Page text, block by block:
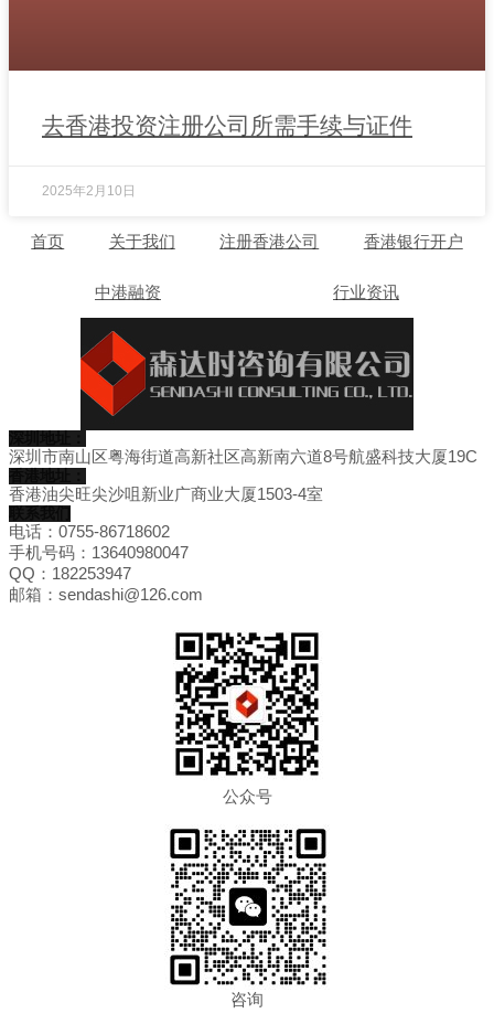
去香港投资注册公司所需手续与证件
2025年2月10日
首页 关于我们 注册香港公司 香港银行开户
中港融资 行业资讯
深圳市南山区粤海街道高新社区高新南六道8号航盛科技大厦19C
香港油尖旺尖沙咀新业广商业大厦1503-4室
电话：0755-86718602
手机号码：13640980047
QQ：182253947
邮箱：sendashi@126.com
公众号
咨询